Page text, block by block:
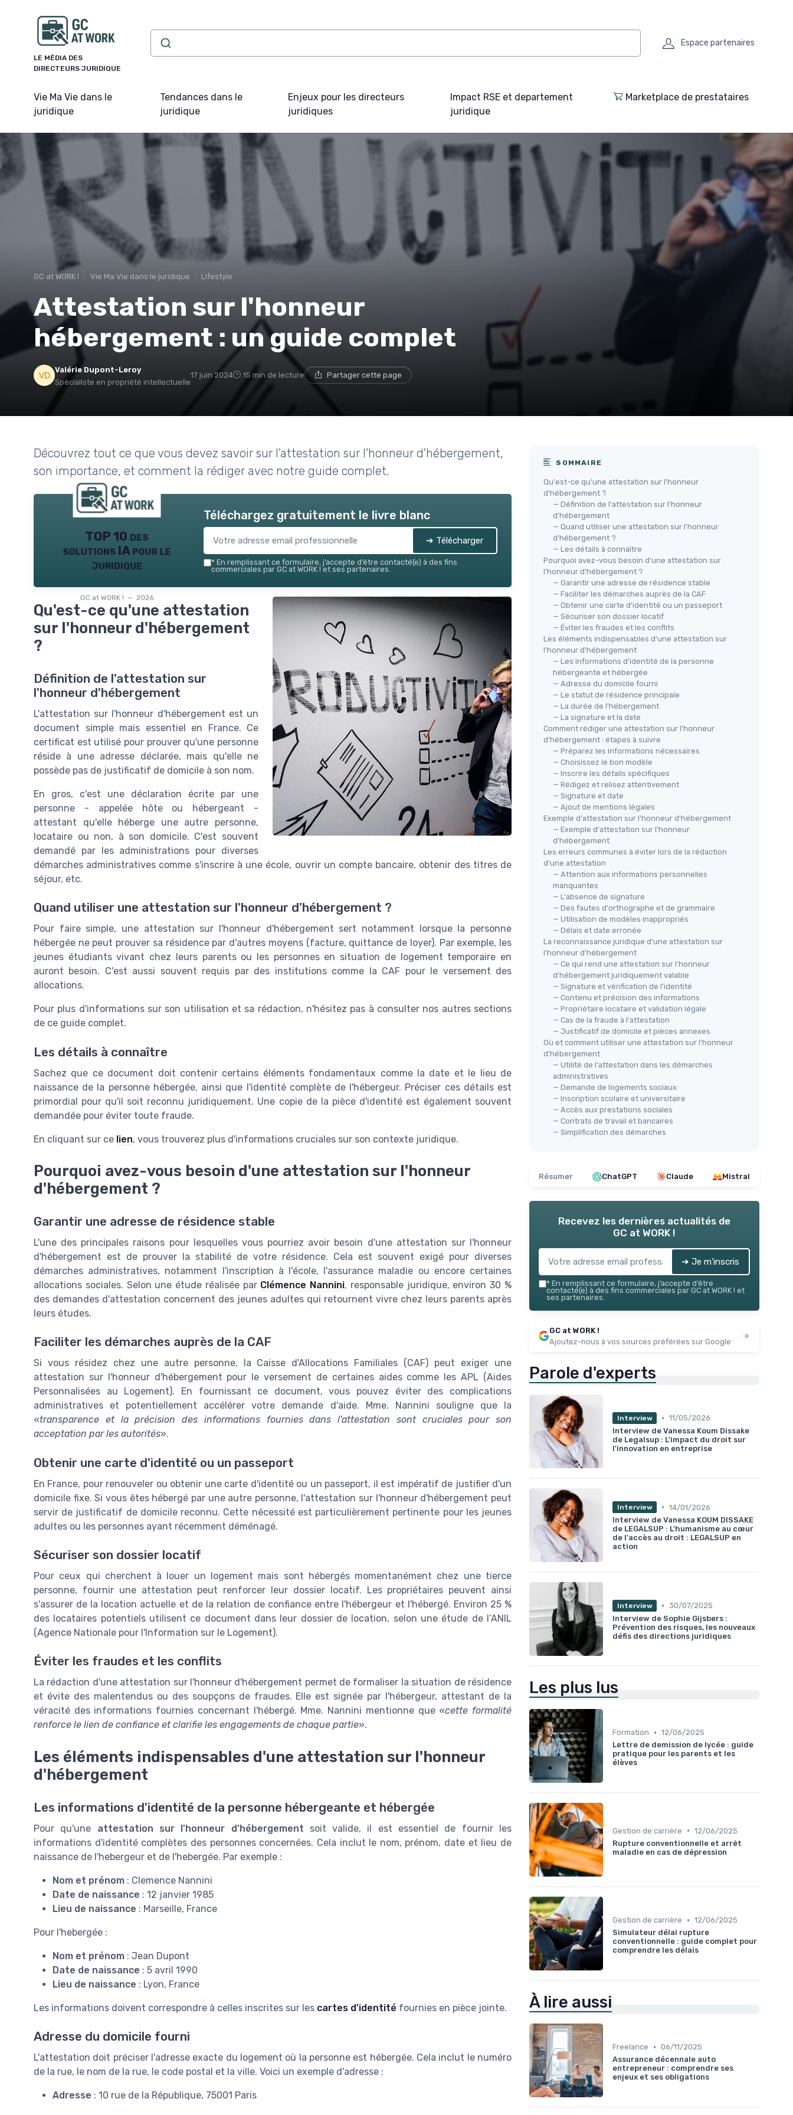
LE MÉDIA DES
DIRECTEURS JURIDIQUE
Espace partenaires
Vie Ma Vie dans le
juridique
Tendances dans le
juridique
Enjeux pour les directeurs
juridiques
Impact RSE et departement
juridique
Marketplace de prestataires
GC at WORK ! Vie Ma Vie dans le juridique Lifestyle
Attestation sur l'honneur
hébergement : un guide complet
Valérie Dupont-Leroy
Spécialiste en propriété intellectuelle
17 juin 2024 15 min de lecture Partager cette page
Découvrez tout ce que vous devez savoir sur l'attestation sur l'honneur d'hébergement,
son importance, et comment la rédiger avec notre guide complet.
TOP 10 des
solutions IA pour le
juridique
GC at WORK ! — 2026
Téléchargez gratuitement le livre blanc
➔ Télécharger
* En remplissant ce formulaire, j’accepte d’être contacté(e) à des fins
commerciales par GC at WORK ! et ses partenaires.
Qu'est-ce qu'une attestation
sur l'honneur d'hébergement
?
Définition de l'attestation sur
l'honneur d'hébergement
L'attestation sur l'honneur d'hébergement est un
document simple mais essentiel en France. Ce
certificat est utilisé pour prouver qu'une personne
réside à une adresse déclarée, mais qu'elle ne
possède pas de justificatif de domicile à son nom.
En gros, c'est une déclaration écrite par une
personne - appelée hôte ou hébergeant -
attestant qu'elle héberge une autre personne,
locataire ou non, à son domicile. C'est souvent
demandé par les administrations pour diverses
démarches administratives comme s'inscrire à une école, ouvrir un compte bancaire, obtenir des titres de
séjour, etc.
Quand utiliser une attestation sur l'honneur d'hébergement ?
Pour faire simple, une attestation sur l'honneur d'hébergement sert notamment lorsque la personne
hébergée ne peut prouver sa résidence par d'autres moyens (facture, quittance de loyer). Par exemple, les
jeunes étudiants vivant chez leurs parents ou les personnes en situation de logement temporaire en
auront besoin. C'est aussi souvent requis par des institutions comme la CAF pour le versement des
allocations.
Pour plus d'informations sur son utilisation et sa rédaction, n'hésitez pas à consulter nos autres sections
de ce guide complet.
Les détails à connaître
Sachez que ce document doit contenir certains éléments fondamentaux comme la date et le lieu de
naissance de la personne hébergée, ainsi que l'identité complète de l'hébergeur. Préciser ces détails est
primordial pour qu'il soit reconnu juridiquement. Une copie de la pièce d'identité est également souvent
demandée pour éviter toute fraude.
En cliquant sur ce lien, vous trouverez plus d'informations cruciales sur son contexte juridique.
Pourquoi avez-vous besoin d'une attestation sur l'honneur
d'hébergement ?
Garantir une adresse de résidence stable
L'une des principales raisons pour lesquelles vous pourriez avoir besoin d'une attestation sur l'honneur
d'hébergement est de prouver la stabilité de votre résidence. Cela est souvent exigé pour diverses
démarches administratives, notamment l'inscription à l'école, l'assurance maladie ou encore certaines
allocations sociales. Selon une étude réalisée par Clémence Nannini, responsable juridique, environ 30 %
des demandes d'attestation concernent des jeunes adultes qui retournent vivre chez leurs parents après
leurs études.
Faciliter les démarches auprès de la CAF
Si vous résidez chez une autre personne, la Caisse d'Allocations Familiales (CAF) peut exiger une
attestation sur l'honneur d'hébergement pour le versement de certaines aides comme les APL (Aides
Personnalisées au Logement). En fournissant ce document, vous pouvez éviter des complications
administratives et potentiellement accélérer votre demande d'aide. Mme. Nannini souligne que la
«transparence et la précision des informations fournies dans l'attestation sont cruciales pour son
acceptation par les autorités».
Obtenir une carte d'identité ou un passeport
En France, pour renouveler ou obtenir une carte d'identité ou un passeport, il est impératif de justifier d'un
domicile fixe. Si vous êtes hébergé par une autre personne, l'attestation sur l'honneur d'hébergement peut
servir de justificatif de domicile reconnu. Cette nécessité est particulièrement pertinente pour les jeunes
adultes ou les personnes ayant récemment déménagé.
Sécuriser son dossier locatif
Pour ceux qui cherchent à louer un logement mais sont hébergés momentanément chez une tierce
personne, fournir une attestation peut renforcer leur dossier locatif. Les propriétaires peuvent ainsi
s'assurer de la location actuelle et de la relation de confiance entre l'hébergeur et l'hébergé. Environ 25 %
des locataires potentiels utilisent ce document dans leur dossier de location, selon une étude de l’ANIL
(Agence Nationale pour l'Information sur le Logement).
Éviter les fraudes et les conflits
La rédaction d'une attestation sur l'honneur d'hébergement permet de formaliser la situation de résidence
et évite des malentendus ou des soupçons de fraudes. Elle est signée par l'hébergeur, attestant de la
véracité des informations fournies concernant l'hébergé. Mme. Nannini mentionne que «cette formalité
renforce le lien de confiance et clarifie les engagements de chaque partie».
Les éléments indispensables d'une attestation sur l'honneur
d'hébergement
Les informations d'identité de la personne hébergeante et hébergée
Pour qu'une attestation sur l'honneur d'hébergement soit valide, il est essentiel de fournir les
informations d'identité complètes des personnes concernées. Cela inclut le nom, prénom, date et lieu de
naissance de l'hebergeur et de l'hebergée. Par exemple :
Nom et prénom : Clemence Nannini
Date de naissance : 12 janvier 1985
Lieu de naissance : Marseille, France
Pour l'hebergée :
Nom et prénom : Jean Dupont
Date de naissance : 5 avril 1990
Lieu de naissance : Lyon, France
Les informations doivent correspondre à celles inscrites sur les cartes d'identité fournies en pièce jointe.
Adresse du domicile fourni
L'attestation doit préciser l'adresse exacte du logement où la personne est hébergée. Cela inclut le numéro
de la rue, le nom de la rue, le code postal et la ville. Voici un exemple d'adresse :
Adresse : 10 rue de la République, 75001 Paris
SOMMAIRE
Qu'est-ce qu'une attestation sur l'honneur
d'hébergement ?
— Définition de l'attestation sur l'honneur
d'hébergement
— Quand utiliser une attestation sur l'honneur
d'hébergement ?
— Les détails à connaître
Pourquoi avez-vous besoin d'une attestation sur
l'honneur d'hébergement ?
— Garantir une adresse de résidence stable
— Faciliter les démarches auprès de la CAF
— Obtenir une carte d'identité ou un passeport
— Sécuriser son dossier locatif
— Éviter les fraudes et les conflits
Les éléments indispensables d'une attestation sur
l'honneur d'hébergement
— Les informations d'identité de la personne
hébergeante et hébergée
— Adresse du domicile fourni
— Le statut de résidence principale
— La durée de l'hébergement
— La signature et la date
Comment rédiger une attestation sur l'honneur
d'hébergement : étapes à suivre
— Préparez les informations nécessaires
— Choisissez le bon modèle
— Inscrire les détails spécifiques
— Rédigez et relisez attentivement
— Signature et date
— Ajout de mentions légales
Exemple d'attestation sur l'honneur d'hébergement
— Exemple d'attestation sur l'honneur
d'hébergement
Les erreurs communes à éviter lors de la rédaction
d'une attestation
— Attention aux informations personnelles
manquantes
— L'absence de signature
— Des fautes d'orthographe et de grammaire
— Utilisation de modèles inappropriés
— Délais et date erronée
La reconnaissance juridique d'une attestation sur
l'honneur d'hébergement
— Ce qui rend une attestation sur l'honneur
d'hébergement juridiquement valable
— Signature et vérification de l'identité
— Contenu et précision des informations
— Propriétaire locataire et validation légale
— Cas de la fraude à l'attestation
— Justificatif de domicile et pièces annexes
Où et comment utiliser une attestation sur l'honneur
d'hébergement
— Utilité de l'attestation dans les démarches
administratives
— Demande de logements sociaux
— Inscription scolaire et universitaire
— Accès aux prestations sociales
— Contrats de travail et bancaires
— Simplification des démarches
Résumer ChatGPT Claude Mistral
Recevez les dernières actualités de
GC at WORK !
➔ Je m'inscris
* En remplissant ce formulaire, j’accepte d’être
contacté(e) à des fins commerciales par GC at WORK ! et
ses partenaires.
GC at WORK !
Ajoutez-nous à vos sources préférées sur Google
Parole d'experts
Interview • 11/05/2026
Interview de Vanessa Koum Dissake
de Legalsup : L'impact du droit sur
l'innovation en entreprise
Interview • 14/01/2026
Interview de Vanessa KOUM DISSAKE
de LEGALSUP : L'humanisme au cœur
de l'accès au droit : LEGALSUP en
action
Interview • 30/07/2025
Interview de Sophie Gijsbers :
Prévention des risques, les nouveaux
défis des directions juridiques
Les plus lus
Formation • 12/06/2025
Lettre de demission de lycée : guide
pratique pour les parents et les
élèves
Gestion de carrière • 12/06/2025
Rupture conventionnelle et arrêt
maladie en cas de dépression
Gestion de carrière • 12/06/2025
Simulateur délai rupture
conventionnelle : guide complet pour
comprendre les délais
À lire aussi
Freelance • 06/11/2025
Assurance décennale auto
entrepreneur : comprendre ses
enjeux et ses obligations